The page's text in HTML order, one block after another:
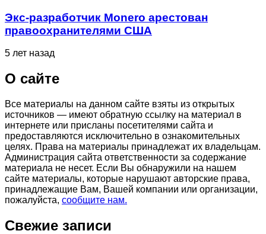
Экс-разработчик Monero арестован
правоохранителями США
5 лет назад
О сайте
Все материалы на данном сайте взяты из открытых
источников — имеют обратную ссылку на материал в
интернете или присланы посетителями сайта и
предоставляются исключительно в ознакомительных
целях. Права на материалы принадлежат их владельцам.
Администрация сайта ответственности за содержание
материала не несет. Если Вы обнаружили на нашем
сайте материалы, которые нарушают авторские права,
принадлежащие Вам, Вашей компании или организации,
пожалуйста, сообщите нам.
Свежие записи